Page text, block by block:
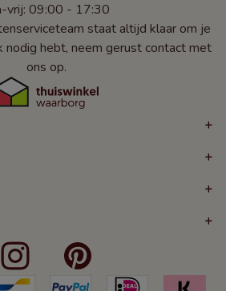
vrij: 09:00 - 17:30
staat altijd klaar om je
hebt, neem gerust contact met
ons op.
+
+
+
+